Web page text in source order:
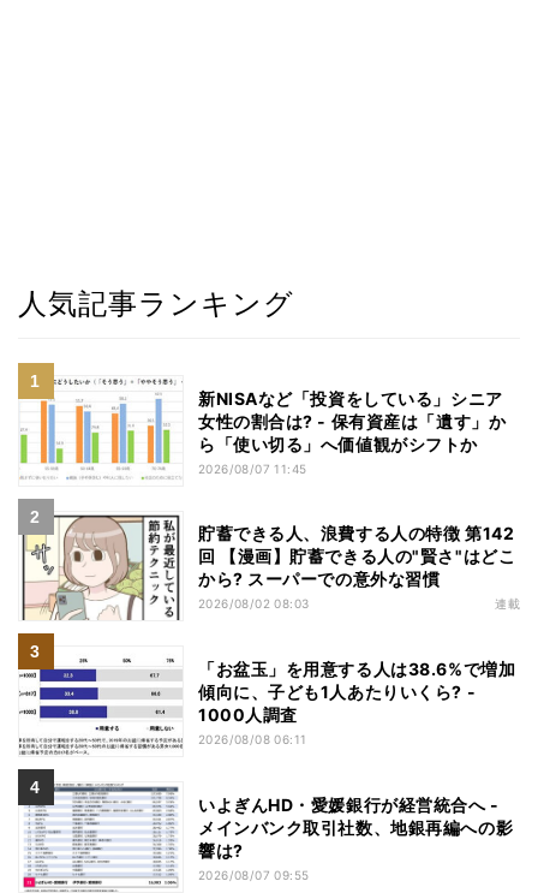
人気記事ランキング
新NISAなど「投資をしている」シニア
女性の割合は? - 保有資産は「遺す」か
ら「使い切る」へ価値観がシフトか
2026/08/07 11:45
貯蓄できる人、浪費する人の特徴 第142
回 【漫画】貯蓄できる人の"賢さ"はどこ
から? スーパーでの意外な習慣
2026/08/02 08:03 連載
「お盆玉」を用意する人は38.6%で増加
傾向に、子ども1人あたりいくら? -
1000人調査
2026/08/08 06:11
いよぎんHD・愛媛銀行が経営統合へ -
メインバンク取引社数、地銀再編への影
響は?
2026/08/07 09:55